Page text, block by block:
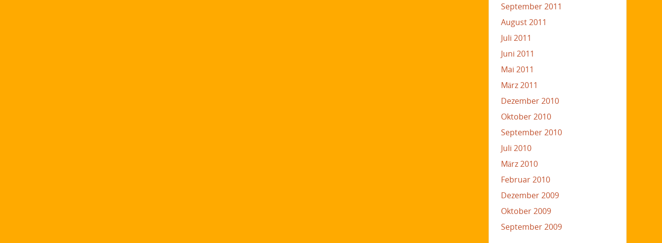
September 2011
August 2011
Juli 2011
Juni 2011
Mai 2011
März 2011
Dezember 2010
Oktober 2010
September 2010
Juli 2010
März 2010
Februar 2010
Dezember 2009
Oktober 2009
September 2009